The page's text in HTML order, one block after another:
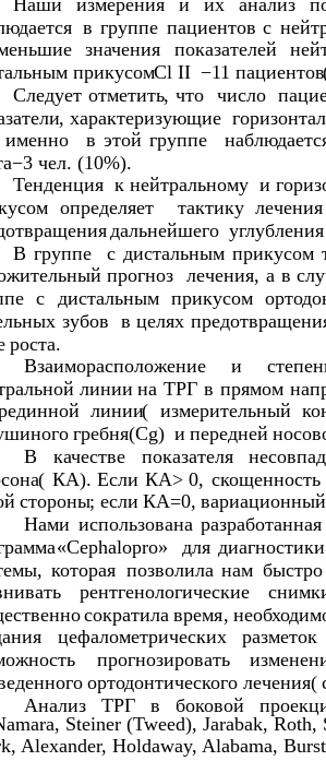
Наши
измерения и их анализ
в группе пациентов с
значения показателей
прикусомCl II −11 пациентов
Следует отметить, что число
, характеризующие
именно в этой группе
3 чел. (10%).
Тенденция к нейтральному и
определяет тактику лечения
дальнейшего углубления
В группе с дистальным прикусом
прогноз лечения, а в
с дистальным прикусом
зубов в целях
роста.
Взаиморасположение
и
линии на ТРГ в прямом
линии( измерительный
гребня(Cg) и передней
В
качестве показателя
( КА). Если КА> 0, скощенность
стороны; если КА=0, вариационный
Нами использована разработанная
«Cephalopro» для диагностики
, которая позволила нам быстро
рентгенологические
сократила время,
цефалометрических
разметок
прогнозировать
ортодонтического лечения(
Анализ
ТРГ в боковой
Steiner (Tweed), Jarabak,
Alexander, Holdaway, Alabama,